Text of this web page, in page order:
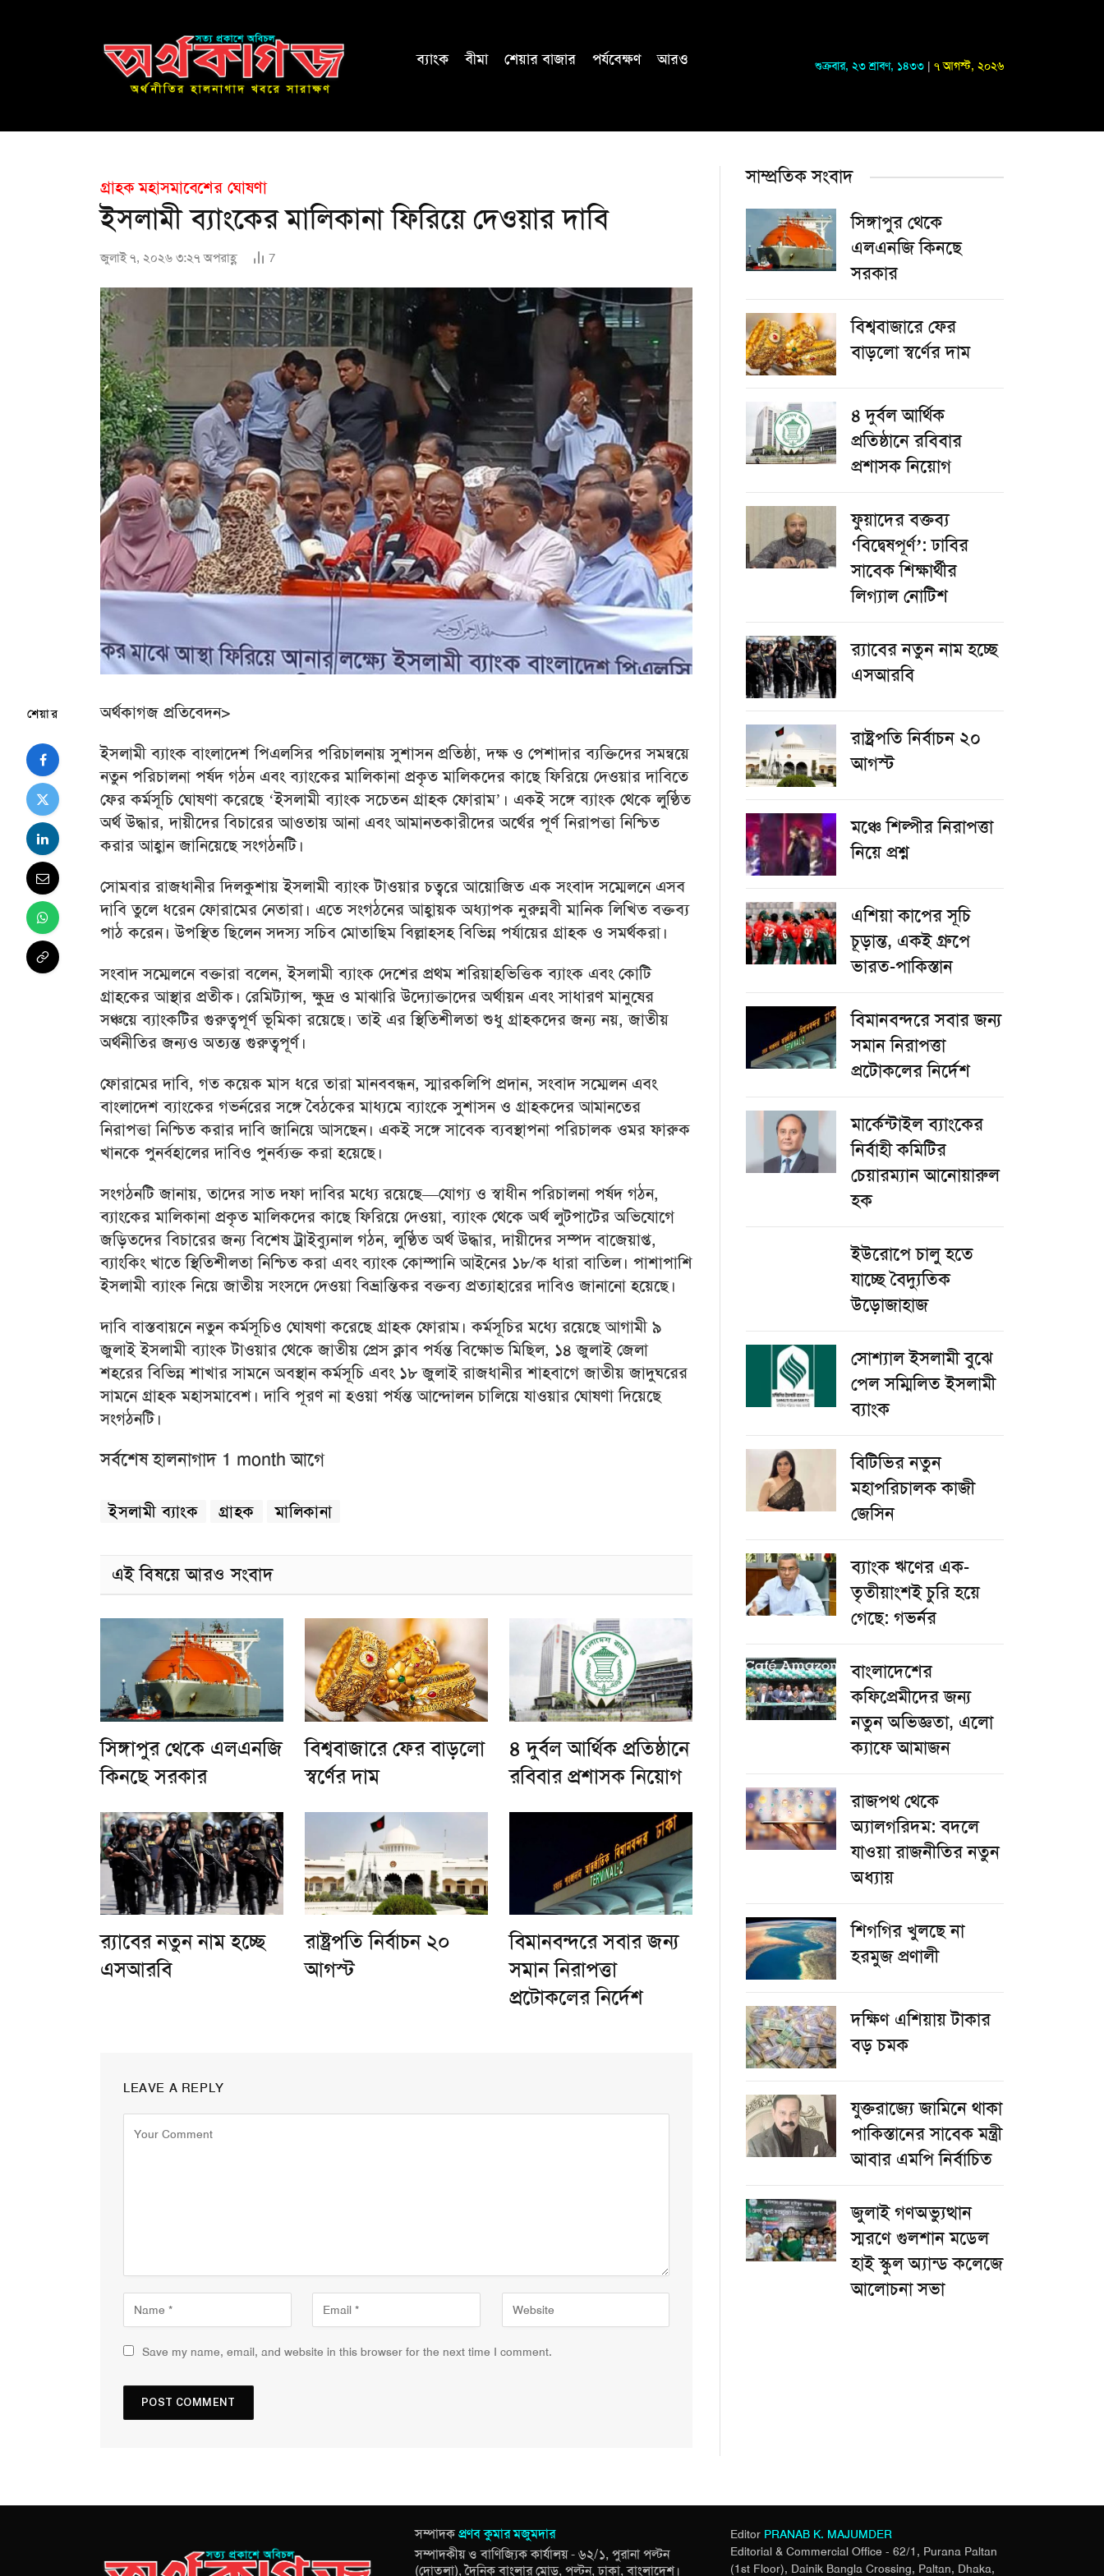
ব্যাংক বীমা শেয়ার বাজার পর্যবেক্ষণ আরও শুক্রবার, ২৩ শ্রাবণ, ১৪৩৩ | ৭ আগস্ট, ২০২৬
গ্রাহক মহাসমাবেশের ঘোষণা
ইসলামী ব্যাংকের মালিকানা ফিরিয়ে দেওয়ার দাবি
জুলাই ৭, ২০২৬ ৩:২৭ অপরাহ্ণ 7
শেয়ার
অর্থকাগজ প্রতিবেদন>
ইসলামী ব্যাংক বাংলাদেশ পিএলসির পরিচালনায় সুশাসন প্রতিষ্ঠা, দক্ষ ও পেশাদার ব্যক্তিদের সমন্বয়ে
নতুন পরিচালনা পর্ষদ গঠন এবং ব্যাংকের মালিকানা প্রকৃত মালিকদের কাছে ফিরিয়ে দেওয়ার দাবিতে
ফের কর্মসূচি ঘোষণা করেছে ‘ইসলামী ব্যাংক সচেতন গ্রাহক ফোরাম’। একই সঙ্গে ব্যাংক থেকে লুণ্ঠিত
অর্থ উদ্ধার, দায়ীদের বিচারের আওতায় আনা এবং আমানতকারীদের অর্থের পূর্ণ নিরাপত্তা নিশ্চিত
করার আহ্বান জানিয়েছে সংগঠনটি।
সোমবার রাজধানীর দিলকুশায় ইসলামী ব্যাংক টাওয়ার চত্বরে আয়োজিত এক সংবাদ সম্মেলনে এসব
দাবি তুলে ধরেন ফোরামের নেতারা। এতে সংগঠনের আহ্বায়ক অধ্যাপক নুরুন্নবী মানিক লিখিত বক্তব্য
পাঠ করেন। উপস্থিত ছিলেন সদস্য সচিব মোতাছিম বিল্লাহসহ বিভিন্ন পর্যায়ের গ্রাহক ও সমর্থকরা।
সংবাদ সম্মেলনে বক্তারা বলেন, ইসলামী ব্যাংক দেশের প্রথম শরিয়াহভিত্তিক ব্যাংক এবং কোটি
গ্রাহকের আস্থার প্রতীক। রেমিট্যান্স, ক্ষুদ্র ও মাঝারি উদ্যোক্তাদের অর্থায়ন এবং সাধারণ মানুষের
সঞ্চয়ে ব্যাংকটির গুরুত্বপূর্ণ ভূমিকা রয়েছে। তাই এর স্থিতিশীলতা শুধু গ্রাহকদের জন্য নয়, জাতীয়
অর্থনীতির জন্যও অত্যন্ত গুরুত্বপূর্ণ।
ফোরামের দাবি, গত কয়েক মাস ধরে তারা মানববন্ধন, স্মারকলিপি প্রদান, সংবাদ সম্মেলন এবং
বাংলাদেশ ব্যাংকের গভর্নরের সঙ্গে বৈঠকের মাধ্যমে ব্যাংকে সুশাসন ও গ্রাহকদের আমানতের
নিরাপত্তা নিশ্চিত করার দাবি জানিয়ে আসছেন। একই সঙ্গে সাবেক ব্যবস্থাপনা পরিচালক ওমর ফারুক
খানকে পুনর্বহালের দাবিও পুনর্ব্যক্ত করা হয়েছে।
সংগঠনটি জানায়, তাদের সাত দফা দাবির মধ্যে রয়েছে—যোগ্য ও স্বাধীন পরিচালনা পর্ষদ গঠন,
ব্যাংকের মালিকানা প্রকৃত মালিকদের কাছে ফিরিয়ে দেওয়া, ব্যাংক থেকে অর্থ লুটপাটের অভিযোগে
জড়িতদের বিচারের জন্য বিশেষ ট্রাইব্যুনাল গঠন, লুণ্ঠিত অর্থ উদ্ধার, দায়ীদের সম্পদ বাজেয়াপ্ত,
ব্যাংকিং খাতে স্থিতিশীলতা নিশ্চিত করা এবং ব্যাংক কোম্পানি আইনের ১৮/ক ধারা বাতিল। পাশাপাশি
ইসলামী ব্যাংক নিয়ে জাতীয় সংসদে দেওয়া বিভ্রান্তিকর বক্তব্য প্রত্যাহারের দাবিও জানানো হয়েছে।
দাবি বাস্তবায়নে নতুন কর্মসূচিও ঘোষণা করেছে গ্রাহক ফোরাম। কর্মসূচির মধ্যে রয়েছে আগামী ৯
জুলাই ইসলামী ব্যাংক টাওয়ার থেকে জাতীয় প্রেস ক্লাব পর্যন্ত বিক্ষোভ মিছিল, ১৪ জুলাই জেলা
শহরের বিভিন্ন শাখার সামনে অবস্থান কর্মসূচি এবং ১৮ জুলাই রাজধানীর শাহবাগে জাতীয় জাদুঘরের
সামনে গ্রাহক মহাসমাবেশ। দাবি পূরণ না হওয়া পর্যন্ত আন্দোলন চালিয়ে যাওয়ার ঘোষণা দিয়েছে
সংগঠনটি।
সর্বশেষ হালনাগাদ 1 month আগে
ইসলামী ব্যাংক গ্রাহক মালিকানা
এই বিষয়ে আরও সংবাদ
সিঙ্গাপুর থেকে এলএনজি
কিনছে সরকার
বিশ্ববাজারে ফের বাড়লো
স্বর্ণের দাম
৪ দুর্বল আর্থিক প্রতিষ্ঠানে
রবিবার প্রশাসক নিয়োগ
র‌্যাবের নতুন নাম হচ্ছে
এসআরবি
রাষ্ট্রপতি নির্বাচন ২০
আগস্ট
বিমানবন্দরে সবার জন্য
সমান নিরাপত্তা
প্রটোকলের নির্দেশ
LEAVE A REPLY
Save my name, email, and website in this browser for the next time I comment.
সাম্প্রতিক সংবাদ
সিঙ্গাপুর থেকে
এলএনজি কিনছে
সরকার
বিশ্ববাজারে ফের
বাড়লো স্বর্ণের দাম
৪ দুর্বল আর্থিক
প্রতিষ্ঠানে রবিবার
প্রশাসক নিয়োগ
ফুয়াদের বক্তব্য
‘বিদ্বেষপূর্ণ’: ঢাবির
সাবেক শিক্ষার্থীর
লিগ্যাল নোটিশ
র‌্যাবের নতুন নাম হচ্ছে
এসআরবি
রাষ্ট্রপতি নির্বাচন ২০
আগস্ট
​মঞ্চে শিল্পীর নিরাপত্তা
নিয়ে প্রশ্ন
এশিয়া কাপের সূচি
চূড়ান্ত, একই গ্রুপে
ভারত-পাকিস্তান
বিমানবন্দরে সবার জন্য
সমান নিরাপত্তা
প্রটোকলের নির্দেশ
মার্কেন্টাইল ব্যাংকের
নির্বাহী কমিটির
চেয়ারম্যান আনোয়ারুল
হক
ইউরোপে চালু হতে
যাচ্ছে বৈদ্যুতিক
উড়োজাহাজ
সোশ্যাল ইসলামী বুঝে
পেল সম্মিলিত ইসলামী
ব্যাংক
বিটিভির নতুন
মহাপরিচালক কাজী
জেসিন
ব্যাংক ঋণের এক-
তৃতীয়াংশই চুরি হয়ে
গেছে: গভর্নর
বাংলাদেশের
কফিপ্রেমীদের জন্য
নতুন অভিজ্ঞতা, এলো
ক্যাফে আমাজন
রাজপথ থেকে
অ্যালগরিদম: বদলে
যাওয়া রাজনীতির নতুন
অধ্যায়
শিগগির খুলছে না
হরমুজ প্রণালী
দক্ষিণ এশিয়ায় টাকার
বড় চমক
যুক্তরাজ্যে জামিনে থাকা
পাকিস্তানের সাবেক মন্ত্রী
আবার এমপি নির্বাচিত
জুলাই গণঅভ্যুত্থান
স্মরণে গুলশান মডেল
হাই স্কুল অ্যান্ড কলেজে
আলোচনা সভা
সম্পাদকপ্রণব কুমার মজুমদার
সম্পাদকীয় ও বাণিজ্যিক কার্যালয় - ৬২/১, পুরানা পল্টন
(দোতলা), দৈনিক বাংলার মোড়, পল্টন, ঢাকা, বাংলাদেশ।
Editor PRANAB K. MAJUMDER
Editorial & Commercial Office - 62/1, Purana Paltan
(1st Floor), Dainik Bangla Crossing, Paltan, Dhaka,